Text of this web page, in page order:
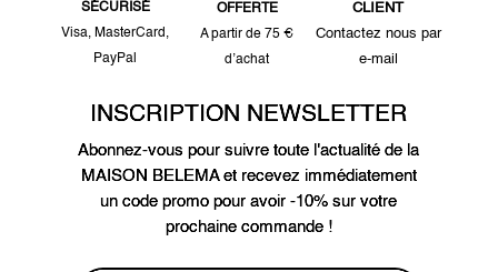
SÉCURISÉ
Visa, MasterCard,
PayPal
OFFERTE
A partir de 75 €
d’achat
CLIENT
Contactez nous par
e-mail
INSCRIPTION NEWSLETTER
Abonnez-vous pour suivre toute l'actualité de la
MAISON BELEMA et recevez immédiatement
un code promo pour avoir -10% sur votre
prochaine commande !